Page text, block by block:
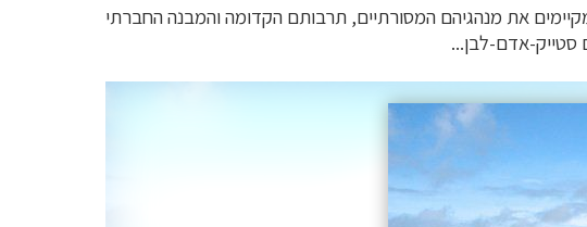
את מנהגיהם המסורתיים, תרבותם הקדומה והמבנה החברתי
סטייק-אדם-לבן...